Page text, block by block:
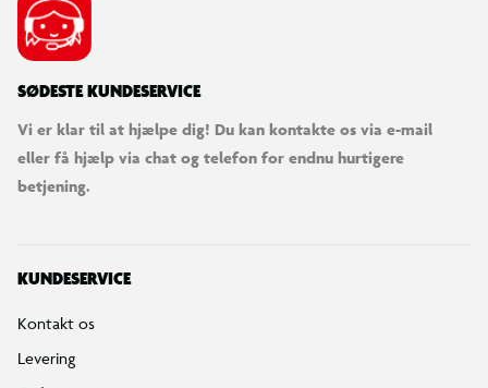
SØDESTE KUNDESERVICE
Vi er klar til at hjælpe dig! Du kan kontakte os via e-mail
eller få hjælp via chat og telefon for endnu hurtigere
betjening.
KUNDESERVICE
Kontakt os
Levering